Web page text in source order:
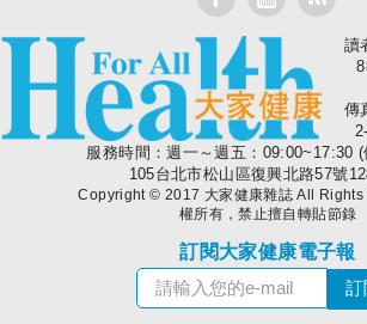
大讀
傳
服務時間：週一～週五：09:00~17:30
105台北市松山區復興北路57號
Copyright © 2017 大家健康雜誌 All Rights
權所有，禁止擅自轉貼節錄
訂閱大家健康電子報